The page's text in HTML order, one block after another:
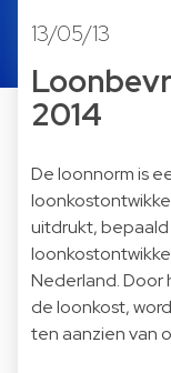
13/05/13
2014
De loonnorm is
uitdrukt,
Nederland. Door
de loonkost,
ten aanzien van